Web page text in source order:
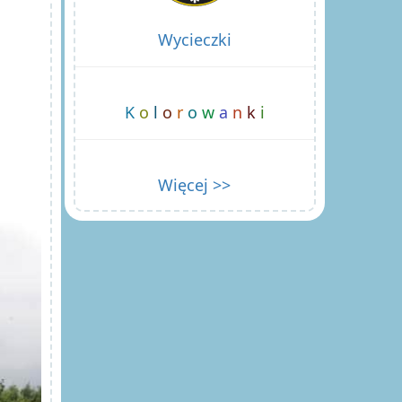
Wycieczki
K o l o r o w a n k i
Więcej >>